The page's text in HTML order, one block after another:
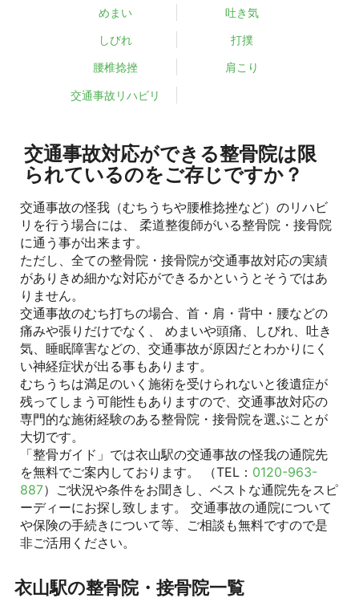
めまい 吐き気
しびれ 打撲
腰椎捻挫 肩こり
交通事故リハビリ
交通事故対応ができる整骨院は限
られているのをご存じですか？
交通事故の怪我（むちうちや腰椎捻挫など）のリハビ
リを行う場合には、 柔道整復師がいる整骨院・接骨院
に通う事が出来ます。
ただし、全ての整骨院・接骨院が交通事故対応の実績
がありきめ細かな対応ができるかというとそうではあ
りません。
交通事故のむち打ちの場合、首・肩・背中・腰などの
痛みや張りだけでなく、 めまいや頭痛、しびれ、吐き
気、睡眠障害などの、交通事故が原因だとわかりにく
い神経症状が出る事もあります。
むちうちは満足のいく施術を受けられないと後遺症が
残ってしまう可能性もありますので、交通事故対応の
専門的な施術経験のある整骨院・接骨院を選ぶことが
大切です。
「整骨ガイド」では衣山駅の交通事故の怪我の通院先
を無料でご案内しております。 （TEL： 0120-963-
887）ご状況や条件をお聞きし、ベストな通院先をスピ
ーディーにお探し致します。 交通事故の通院について
や保険の手続きについて等、ご相談も無料ですので是
非ご活用ください。
衣山駅の整骨院・接骨院一覧